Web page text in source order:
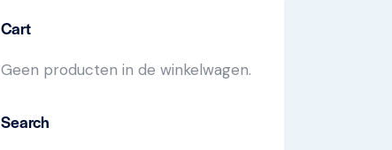
Cart
Geen producten in de winkelwagen.
Search